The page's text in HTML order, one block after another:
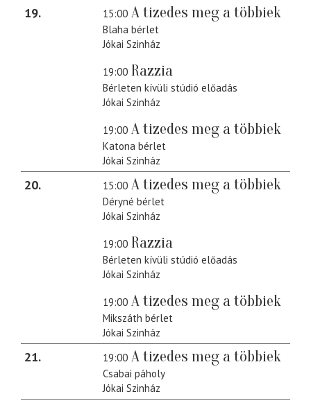
19 15:00 A tizedes meg a többiek
Blaha bérlet
Jókai Szinház
19:00 Razzia
Bérleten kívüli stúdió előadás
Jókai Szinház
19:00 A tizedes meg a többiek
Katona bérlet
Jókai Szinház
20 15:00 A tizedes meg a többiek
Déryné bérlet
Jókai Szinház
19:00 Razzia
Bérleten kívüli stúdió előadás
Jókai Szinház
19:00 A tizedes meg a többiek
Mikszáth bérlet
Jókai Szinház
21 19:00 A tizedes meg a többiek
Csabai páholy
Jókai Szinház